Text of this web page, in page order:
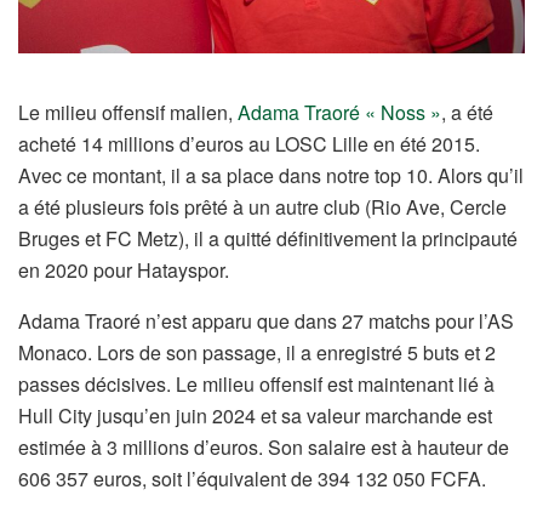
Le milieu offensif malien, Adama Traoré « Noss », a été
acheté 14 millions d’euros au LOSC Lille en été 2015.
Avec ce montant, il a sa place dans notre top 10. Alors qu’il
a été plusieurs fois prêté à un autre club (Rio Ave, Cercle
Bruges et FC Metz), il a quitté définitivement la principauté
en 2020 pour Hatayspor.
Adama Traoré n’est apparu que dans 27 matchs pour l’AS
Monaco. Lors de son passage, il a enregistré 5 buts et 2
passes décisives. Le milieu offensif est maintenant lié à
Hull City jusqu’en juin 2024 et sa valeur marchande est
estimée à 3 millions d’euros. Son salaire est à hauteur de
606 357 euros, soit l’équivalent de 394 132 050 FCFA.